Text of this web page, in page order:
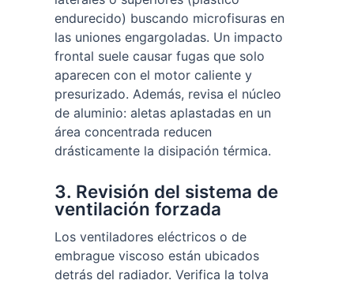
endurecido) buscando microfisuras en
las uniones engargoladas. Un impacto
frontal suele causar fugas que solo
aparecen con el motor caliente y
presurizado. Además, revisa el núcleo
de aluminio: aletas aplastadas en un
área concentrada reducen
drásticamente la disipación térmica.
3. Revisión del sistema de
ventilación forzada
Los ventiladores eléctricos o de
embrague viscoso están ubicados
detrás del radiador. Verifica la tolva